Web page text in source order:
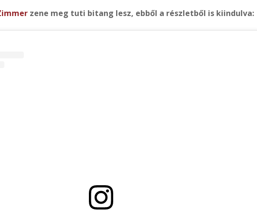
zene meg tuti bitang lesz, ebből a részletből is kiindulva: